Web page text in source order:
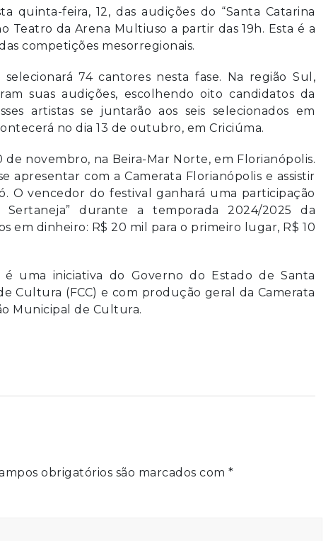
quinta-feira, 12, das audições do “Santa Catarina
Teatro da Arena Multiuso a partir das 19h. Esta é a
competições mesorregionais.
74 cantores nesta fase. Na região Sul,
suas audições, escolhendo oito candidatos da
artistas se juntarão aos seis selecionados em
no dia 13 de outubro, em Criciúma.
novembro, na Beira-Mar Norte, em Florianópolis.
apresentar com a Camerata Florianópolis e assistir
O vencedor do festival ganhará uma participação
Sertaneja” durante a temporada 2024/2025 da
em dinheiro: R$ 20 mil para o primeiro lugar, R$ 10
é uma iniciativa do Governo do Estado de Santa
Cultura (FCC) e com produção geral da Camerata
Municipal de Cultura.
obrigatórios são marcados com *